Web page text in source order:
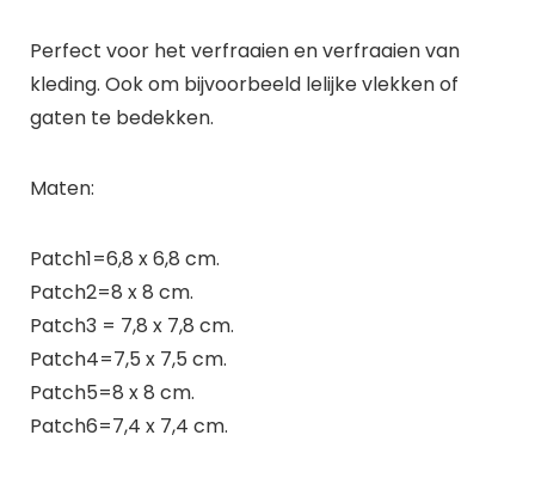
Perfect voor het verfraaien en verfraaien van
kleding. Ook om bijvoorbeeld lelijke vlekken of
gaten te bedekken.
Maten:
Patch1=6,8 x 6,8 cm.
Patch2=8 x 8 cm.
Patch3 = 7,8 x 7,8 cm.
Patch4=7,5 x 7,5 cm.
Patch5=8 x 8 cm.
Patch6=7,4 x 7,4 cm.